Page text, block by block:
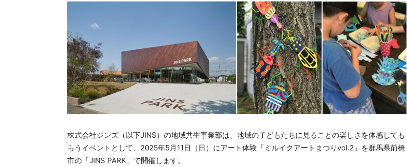
株式会社ジンズ（以下JINS）の地域共生事業部は、地域の子どもたちに見ることの楽しさを体感しても
らうイベントとして、2025年5月11日（日）にアート体験「ミルイクアートまつりvol.2」を群馬県前橋
市の「JINS PARK」で開催します。